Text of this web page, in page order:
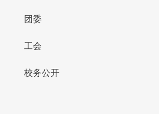
团委
工会
校务公开